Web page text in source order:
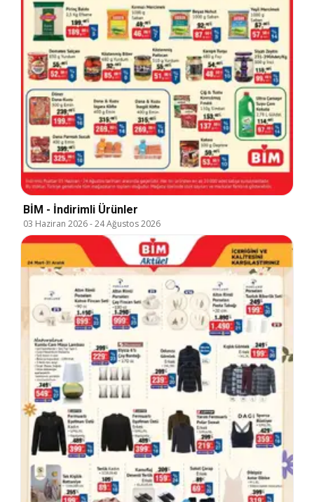
BİM - İndirimli Ürünler
03 Haziran 2026-24 Ağustos 2026